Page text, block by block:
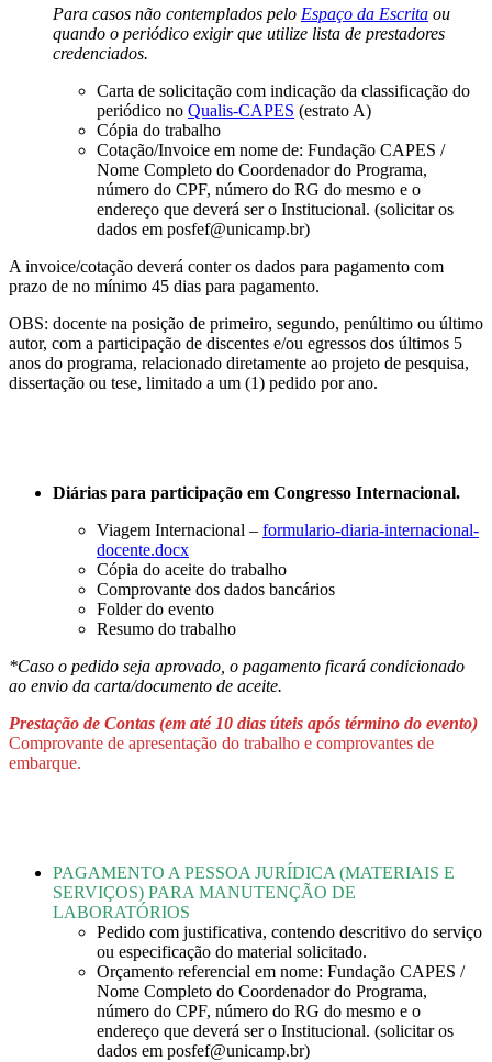
Para casos não contemplados pelo Espaço da Escrita ou
quando o periódico exigir que utilize lista de prestadores
credenciados.
Carta de solicitação com indicação da classificação do
periódico no Qualis-CAPES (estrato A)
Cópia do trabalho
Cotação/Invoice em nome de: Fundação CAPES /
Nome Completo do Coordenador do Programa,
número do CPF, número do RG do mesmo e o
endereço que deverá ser o Institucional. (solicitar os
dados em posfef@unicamp.br)
A invoice/cotação deverá conter os dados para pagamento com
prazo de no mínimo 45 dias para pagamento.
OBS: docente na posição de primeiro, segundo, penúltimo ou último
autor, com a participação de discentes e/ou egressos dos últimos 5
anos do programa, relacionado diretamente ao projeto de pesquisa,
dissertação ou tese, limitado a um (1) pedido por ano.
Diárias para participação em Congresso Internacional.
Viagem Internacional – formulario-diaria-internacional-
docente.docx
Cópia do aceite do trabalho
Comprovante dos dados bancários
Folder do evento
Resumo do trabalho
*Caso o pedido seja aprovado, o pagamento ficará condicionado
ao envio da carta/documento de aceite.
Prestação de Contas (em até 10 dias úteis após término do evento)
Comprovante de apresentação do trabalho e comprovantes de
embarque.
PAGAMENTO A PESSOA JURÍDICA (MATERIAIS E
SERVIÇOS) PARA MANUTENÇÃO DE
LABORATÓRIOS
Pedido com justificativa, contendo descritivo do serviço
ou especificação do material solicitado.
Orçamento referencial em nome: Fundação CAPES /
Nome Completo do Coordenador do Programa,
número do CPF, número do RG do mesmo e o
endereço que deverá ser o Institucional. (solicitar os
dados em posfef@unicamp.br)